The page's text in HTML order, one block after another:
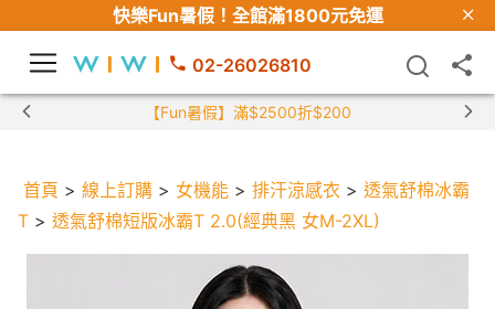
快樂Fun暑假！ 全館滿1800元免運
02-26026810
【Fun暑假】滿$2500折$200
首頁 > 線上訂購 > 女機能 > 排汗涼感衣 > 透氣舒棉冰霸
T > 透氣舒棉短版冰霸T 2.0(經典黑 女M-2XL)